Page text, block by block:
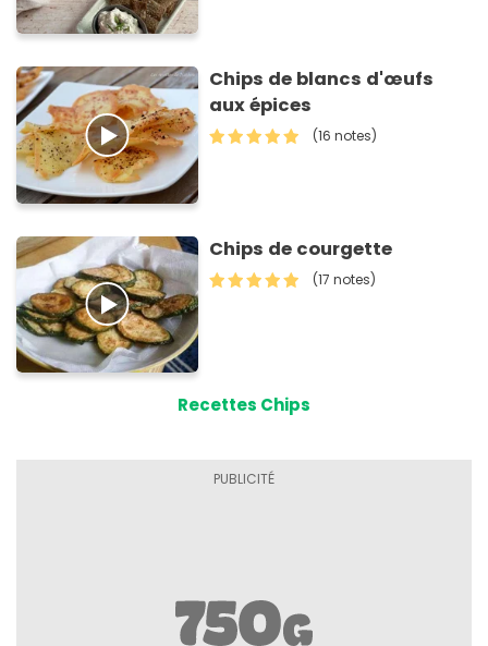
Chips de blancs d'œufs
aux épices
(16 notes)
Chips de courgette
(17 notes)
Recettes Chips